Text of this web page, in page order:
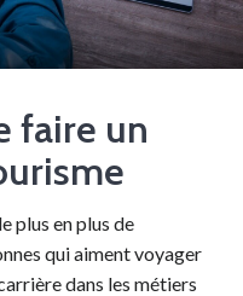
faire un
plus en plus de
qui aiment voyager
dans les métiers